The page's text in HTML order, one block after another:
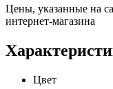
Цены, указанные на
интернет-магазина
Цвет